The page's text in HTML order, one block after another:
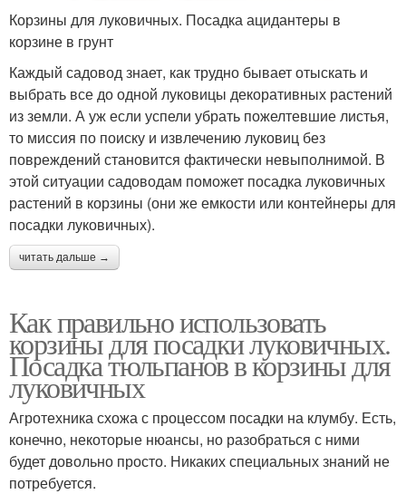
Корзины для луковичных. Посадка ацидантеры в
корзине в грунт
Каждый садовод знает, как трудно бывает отыскать и
выбрать все до одной луковицы декоративных растений
из земли. А уж если успели убрать пожелтевшие листья,
то миссия по поиску и извлечению луковиц без
повреждений становится фактически невыполнимой. В
этой ситуации садоводам поможет посадка луковичных
растений в корзины (они же емкости или контейнеры для
посадки луковичных).
читать дальше →
Как правильно использовать
корзины для посадки луковичных.
Посадка тюльпанов в корзины для
луковичных
Агротехника схожа с процессом посадки на клумбу. Есть,
конечно, некоторые нюансы, но разобраться с ними
будет довольно просто. Никаких специальных знаний не
потребуется.